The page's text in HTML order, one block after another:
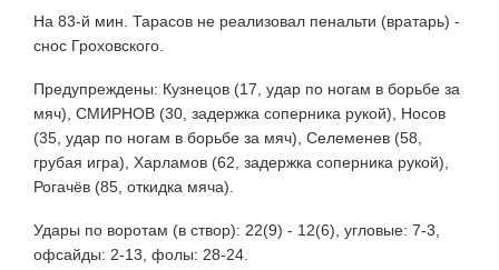
На 83-й мин. Тарасов не реализовал пенальти (вратарь) -
снос Гроховского.
Предупреждены: Кузнецов (17, удар по ногам в борьбе за
мяч), СМИРНОВ (30, задержка соперника рукой), Носов
(35, удар по ногам в борьбе за мяч), Селеменев (58,
грубая игра), Харламов (62, задержка соперника рукой),
Рогачёв (85, откидка мяча).
Удары по воротам (в створ): 22(9) - 12(6), угловые: 7-3,
офсайды: 2-13, фолы: 28-24.